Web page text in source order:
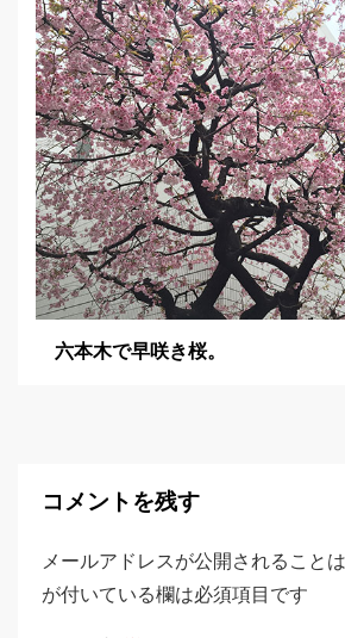
六本木で早咲き桜。
コメントを残す
メールアドレスが公開されることは
が付いている欄は必須項目です